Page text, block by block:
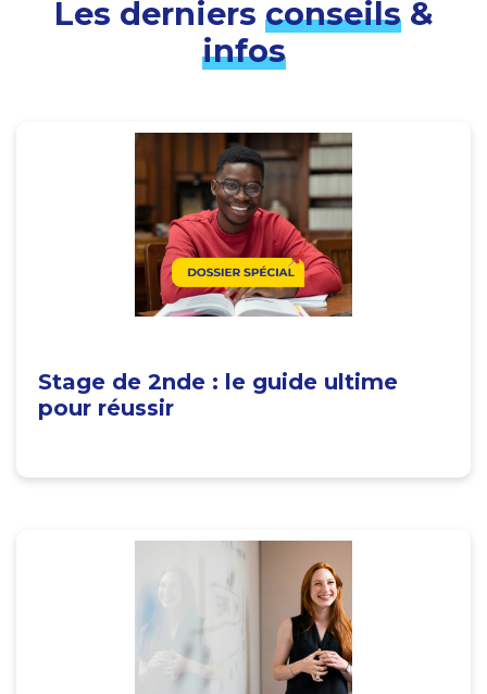
Les derniers conseils&
infos
Stage de 2nde : le guide ultime
pour réussir